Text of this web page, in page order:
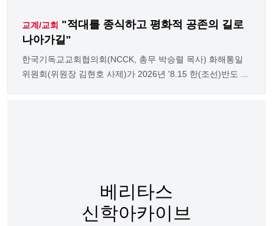
교계/교회 "적대를 종식하고 평화적 공존의 길로
나아가길"
한국기독교교회협의회(NCCK, 총무 박승렬 목사) 화해통일
위원회(위원장 김현호 사제)가 2026년 '8.15 한(조선)반도 ...
베리타스
신학아카이브